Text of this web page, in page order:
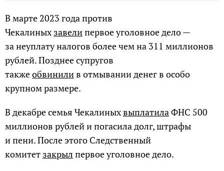
В марте 2023 года против
Чекалиных завелипервое уголовное дело —
за неуплату налогов более чем на 311 миллионов
рублей. Позднее супругов
такжеобвинилив отмывании денег в особо
крупном размере.
В декабре семья Чекалиныхвыплатила ФНС 500
миллионов рублей и погасила долг, штрафы
и пени. После этого Следственный
комитет закрыл первое уголовное дело.